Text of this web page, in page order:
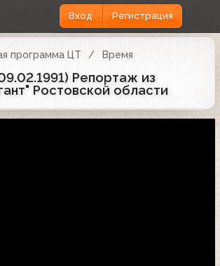
Вход Регистрация
программа ЦТ Время
Репортаж из
Ростовской области